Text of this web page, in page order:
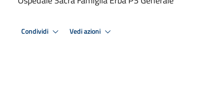
Condividi Vedi azioni